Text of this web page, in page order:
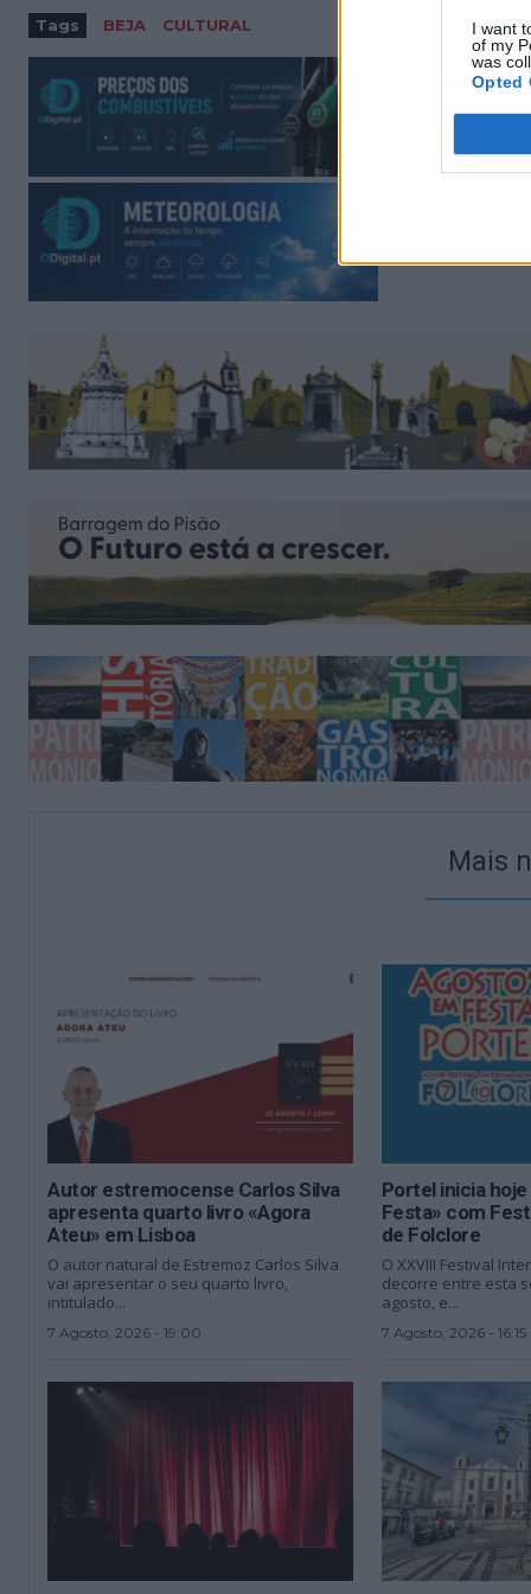
I want
of my
was
Opted
Tags BEJA CULTURAL
Mais
Autor estremocense Carlos Silva
apresenta quarto livro «Agora
Ateu» em Lisboa
O autor natural de Estremoz Carlos Silva
vai apresentar o seu quarto livro,
intitulado...
7 Agosto, 2026 - 19:00
Portel inicia
Festa» com
de Folclore
O XXVIII Festival
decorre entre esta
agosto, e...
7 Agosto, 2026 - 16:15